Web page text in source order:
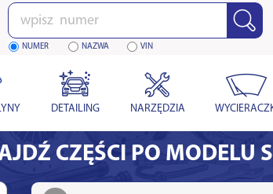
Wpisz
numer
NUMER NAZWA VIN
DETAILING NARZĘDZIA
CZĘŚCI PO MODELU